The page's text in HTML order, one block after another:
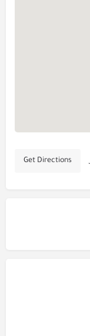
Get Directions